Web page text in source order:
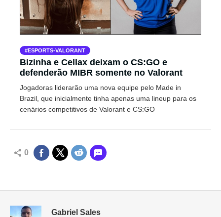
ESPORTS-VALORANT
Bizinha e Cellax deixam o CS:GO e
defenderão MIBR somente no Valorant
Jogadoras liderarão uma nova equipe pelo Made in
Brazil, que inicialmente tinha apenas uma lineup para os
cenários competitivos de Valorant e CS:GO
0
Gabriel Sales